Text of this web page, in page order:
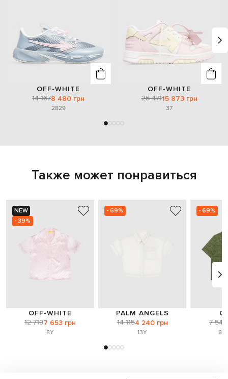
OFF-WHITE
14 1678 480 грн
2829
OFF-WHITE
26 47115 873 грн
37
Также может понравиться
NEW
- 39%
OFF-WHITE
12 7197 653 грн
8Y
- 69%
PALM ANGELS
14 1154 240 грн
13Y
- 69%
7 549
8-